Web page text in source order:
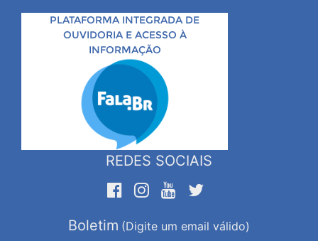
PLATAFORMA INTEGRADA DE
OUVIDORIA E ACESSO À
INFORMAÇÃO
REDES SOCIAIS
Boletim (Digite um email válido)